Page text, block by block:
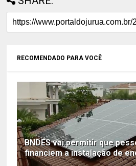
RECOMENDADO PARA VOCÊ
BNDES vai permitir que
financiem a instalação de